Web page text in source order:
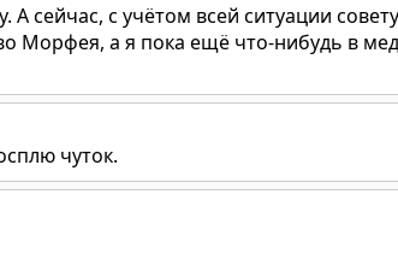
А сейчас, с учётом всей ситуации
Морфея, а я пока ещё что-нибудь в
чуток.